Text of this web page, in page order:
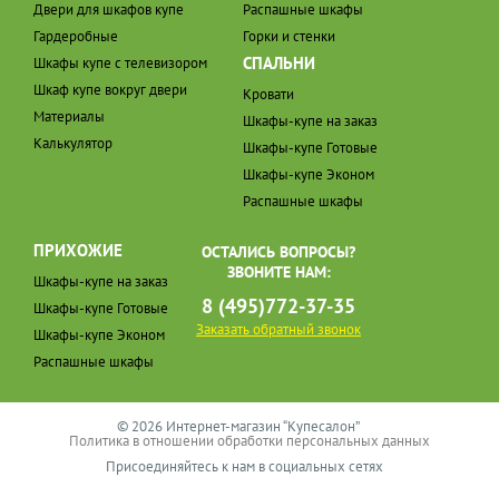
Двери для шкафов купе
Гардеробные
Шкафы купе с телевизором
Шкаф купе вокруг двери
Материалы
Калькулятор
Распашные шкафы
Горки и стенки
СПАЛЬНИ
Кровати
Шкафы-купе на заказ
Шкафы-купе Готовые
Шкафы-купе Эконом
Распашные шкафы
ПРИХОЖИЕ
Шкафы-купе на заказ
Шкафы-купе Готовые
Шкафы-купе Эконом
Распашные шкафы
ОСТАЛИСЬ ВОПРОСЫ?
ЗВОНИТЕ НАМ:
8 (495)772-37-35
Заказать обратный звонок
© 2026 Интернет-магазин “Купесалон”
Политика в отношении обработки персональных данных
Присоединяйтесь к нам в социальных сетях